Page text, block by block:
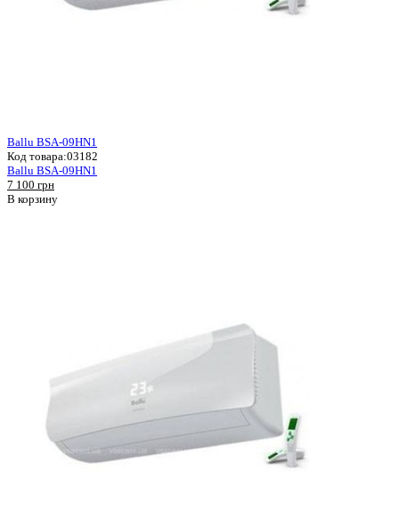
Ballu BSA-09HN1
Код товара:03182
Ballu BSA-09HN1
7 100 грн
В корзину